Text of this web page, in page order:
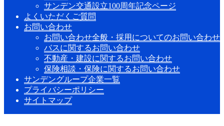
サンデン交通設立100周年記念ページ
よくいただくご質問
お問い合わせ
お問い合わせ全般・採用についてのお問い合わせ
バスに関するお問い合わせ
不動産・建設に関するお問い合わせ
保険相談・保険に関するお問い合わせ
サンデングループ企業一覧
プライバシーポリシー
サイトマップ